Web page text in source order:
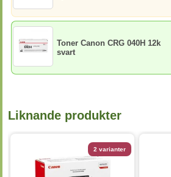
Toner Canon CRG 040H 12k
svart
Liknande produkter
2 varianter